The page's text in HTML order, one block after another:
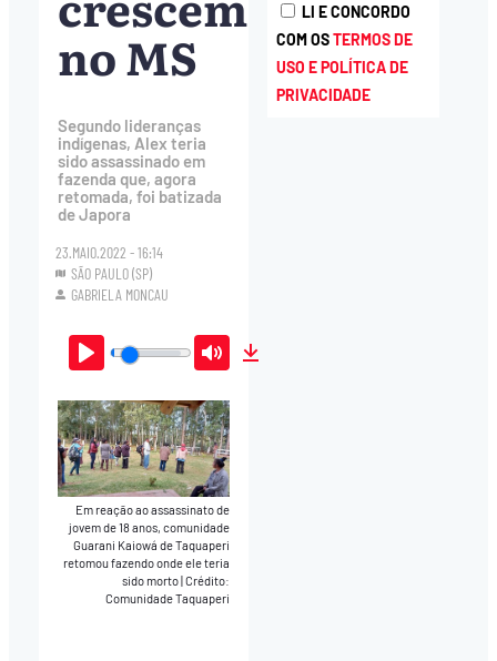
no MS
Segundo lideranças
indígenas, Alex teria
sido assassinado em
fazenda que, agora
retomada, foi batizada
de Japora
23.MAIO.2022 - 16:14
SÃO PAULO (SP)
GABRIELA MONCAU
Play Mute
Em reação ao assassinato de
jovem de 18 anos, comunidade
Guarani Kaiowá de Taquaperi
retomou fazendo onde ele teria
sido morto Crédito:
Comunidade Taquaperi
LI E CONCORDO
COM OSTERMOS DE
USO E POLÍTICA DE
PRIVACIDADE